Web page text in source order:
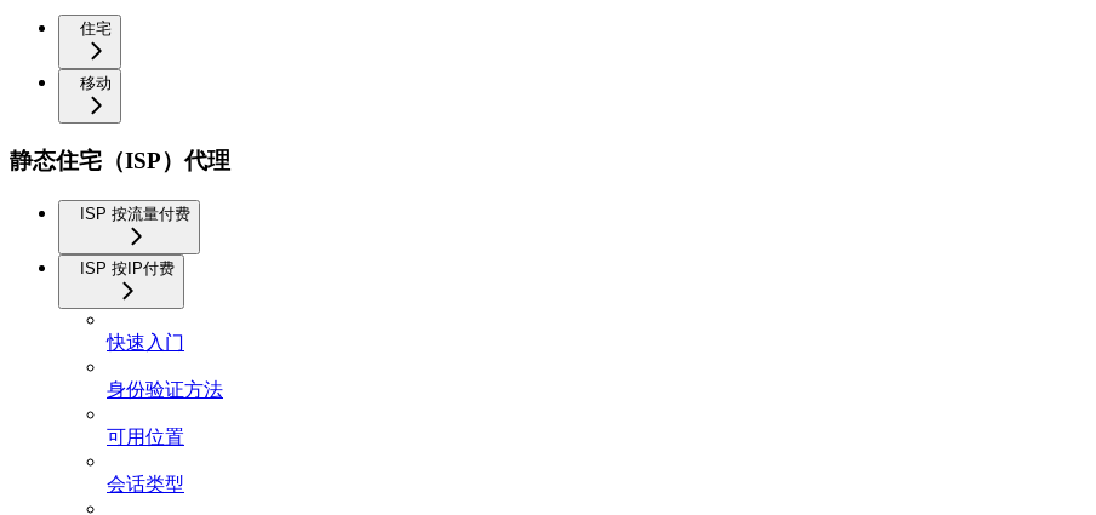
住宅
移动
静态住宅（ISP）代理
ISP 按流量付费
ISP 按IP付费
快速入门
身份验证方法
可用位置
会话类型